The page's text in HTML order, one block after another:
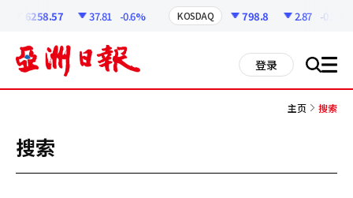
6258.57 37.81 -0.6% KOSDAQ 798.8 2.87 -0.36%
登录 搜 all
主页 搜索
搜索